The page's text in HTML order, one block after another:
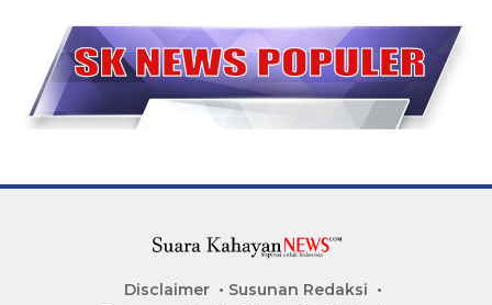
Disclaimer
Susunan Redaksi